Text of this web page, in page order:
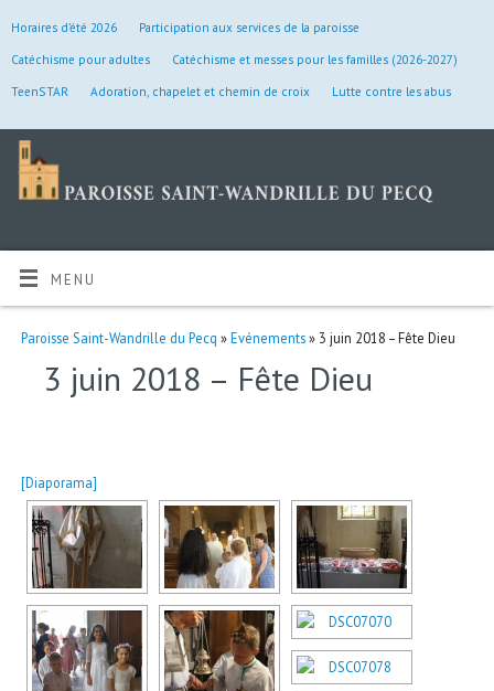
Horaires d’été 2026
Participation aux services de la paroisse
Catéchisme pour adultes
Catéchisme et messes pour les familles (2026-2027)
TeenSTAR
Adoration, chapelet et chemin de croix Lutte contre les abus
MENU
Paroisse Saint-Wandrille du Pecq »Evénements» 3 juin 2018 – Fête Dieu
3 juin 2018 – Fête Dieu
[Diaporama]